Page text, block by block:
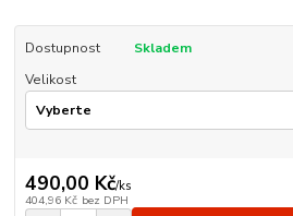
Dostupnost
Skladem
Velikost
490,00 Kč/ks
404,96 Kč bez DPH